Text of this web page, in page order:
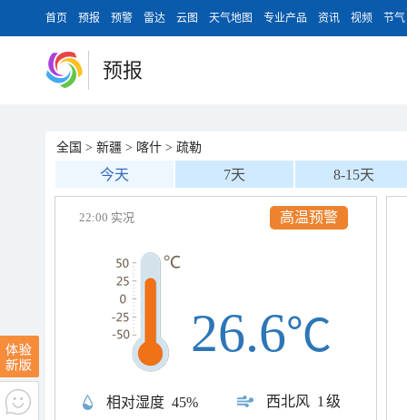
首页 预报 预警 雷达 云图 天气地图 专业产品 资讯 视频 节气
预报
全国 > 新疆 > 喀什 > 疏勒
今天 7天 8-15天
高温预警
22:00 实况
相对湿度 45% 西北风 1级
26.6℃